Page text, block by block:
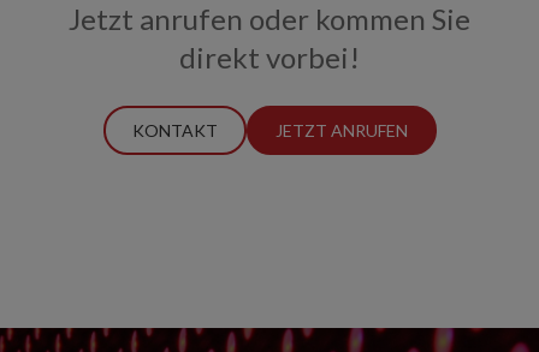
Jetzt anrufen oder kommen Sie
direkt vorbei!
KONTAKT JETZT ANRUFEN